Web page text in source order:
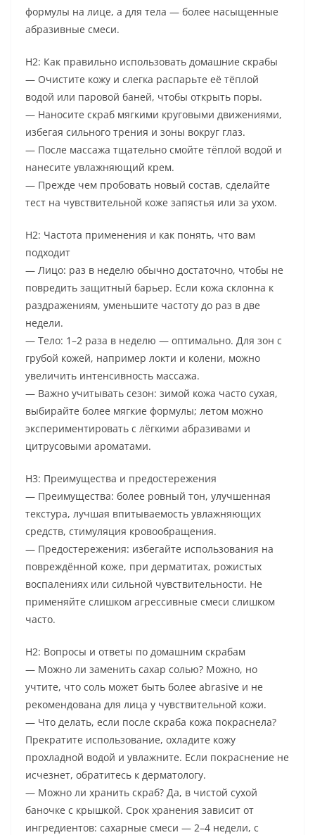
формулы на лице, а для тела — более насыщенные
абразивные смеси.
H2: Как правильно использовать домашние скрабы
— Очистите кожу и слегка распарьте её тёплой
водой или паровой баней, чтобы открыть поры.
— Наносите скраб мягкими круговыми движениями,
избегая сильного трения и зоны вокруг глаз.
— После массажа тщательно смойте тёплой водой и
нанесите увлажняющий крем.
— Прежде чем пробовать новый состав, сделайте
тест на чувствительной коже запястья или за ухом.
H2: Частота применения и как понять, что вам
подходит
— Лицо: раз в неделю обычно достаточно, чтобы не
повредить защитный барьер. Если кожа склонна к
раздражениям, уменьшите частоту до раз в две
недели.
— Тело: 1–2 раза в неделю — оптимально. Для зон с
грубой кожей, например локти и колени, можно
увеличить интенсивность массажа.
— Важно учитывать сезон: зимой кожа часто сухая,
выбирайте более мягкие формулы; летом можно
экспериментировать с лёгкими абразивами и
цитрусовыми ароматами.
H3: Преимущества и предостережения
— Преимущества: более ровный тон, улучшенная
текстура, лучшая впитываемость увлажняющих
средств, стимуляция кровообращения.
— Предостережения: избегайте использования на
повреждённой коже, при дерматитах, рожистых
воспалениях или сильной чувствительности. Не
применяйте слишком агрессивные смеси слишком
часто.
H2: Вопросы и ответы по домашним скрабам
— Можно ли заменить сахар солью? Можно, но
учтите, что соль может быть более abrasive и не
рекомендована для лица у чувствительной кожи.
— Что делать, если после скраба кожа покраснела?
Прекратите использование, охладите кожу
прохладной водой и увлажните. Если покраснение не
исчезнет, обратитесь к дерматологу.
— Можно ли хранить скраб? Да, в чистой сухой
баночке с крышкой. Срок хранения зависит от
ингредиентов: сахарные смеси — 2–4 недели, с